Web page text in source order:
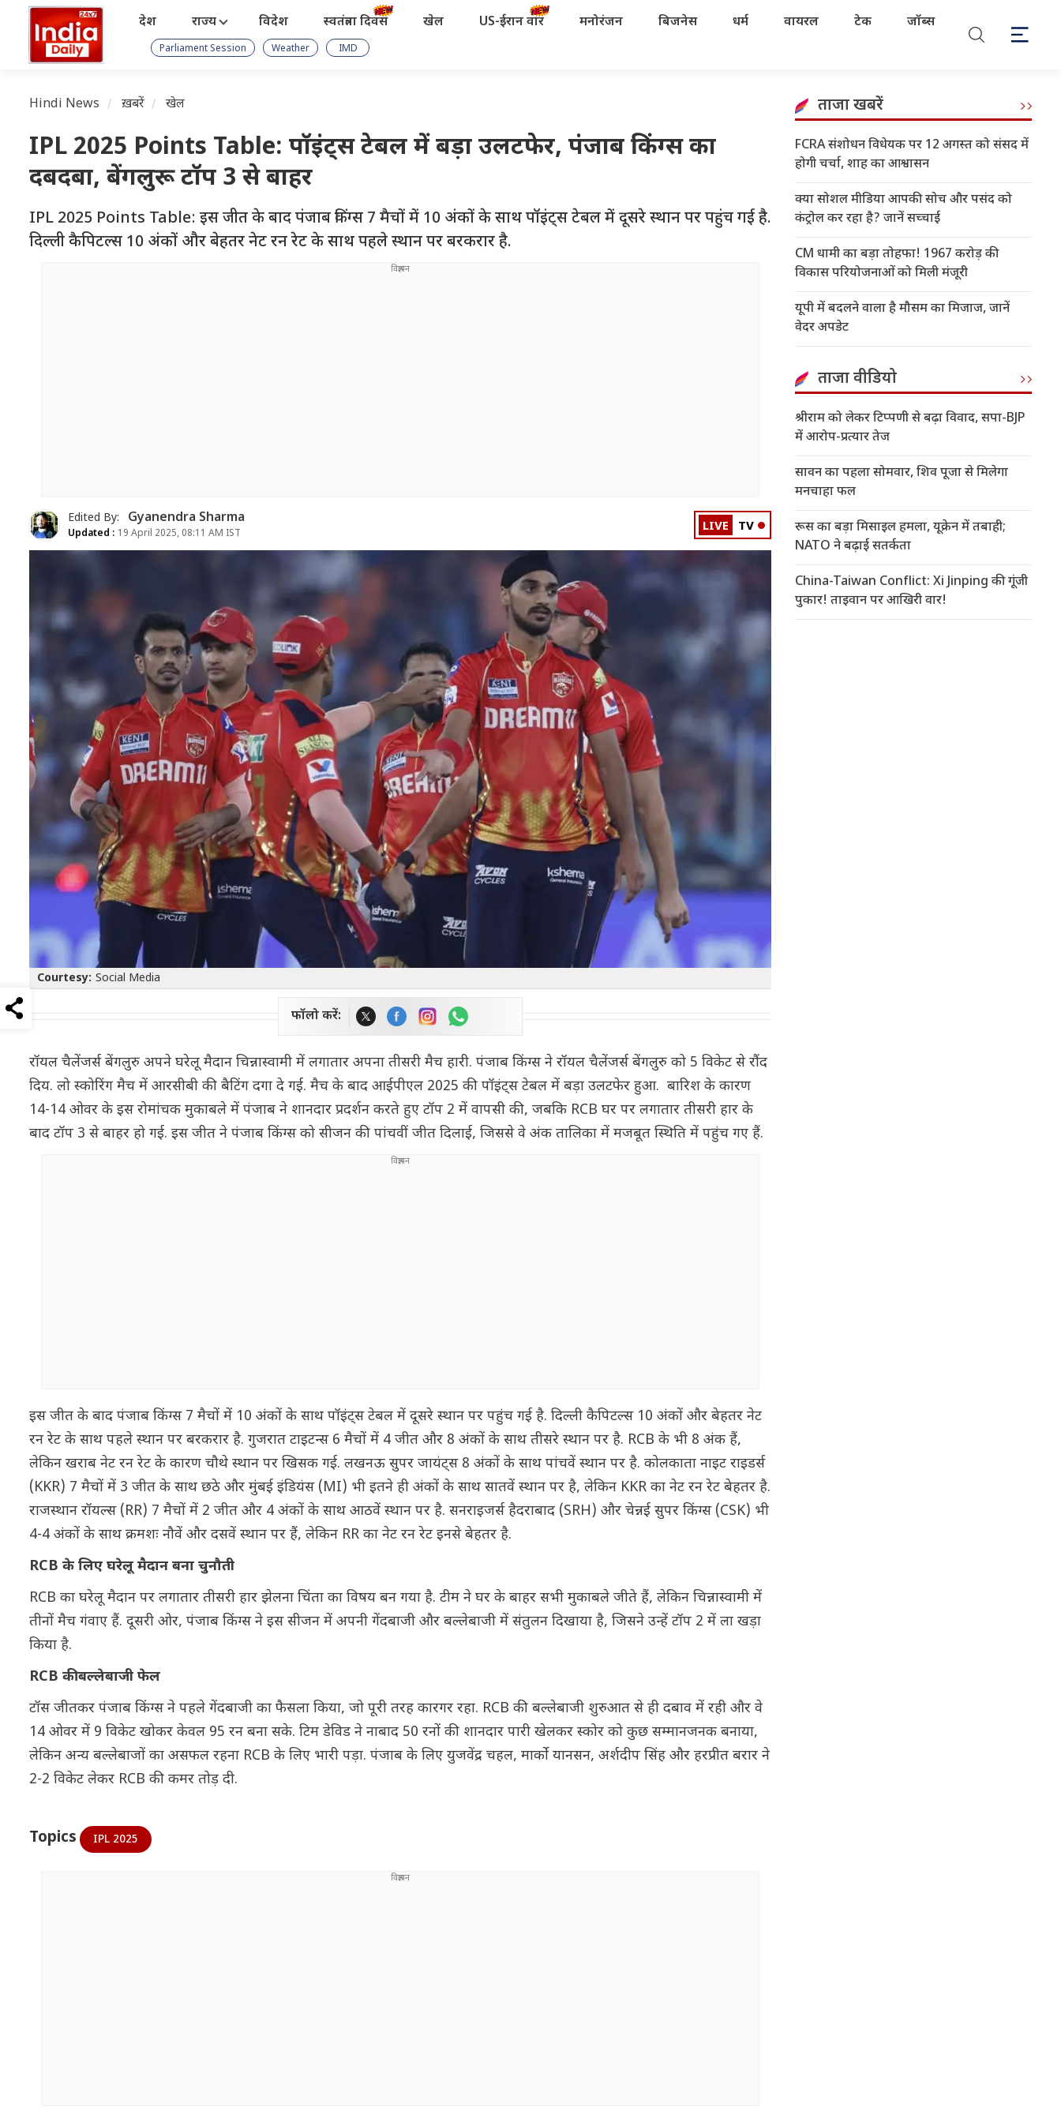
देश राज्य विदेश स्वतंत्रता दिवस खेल US-ईरान वॉर मनोरंजन बिजनेस धर्म वायरल टेक जॉब्स
Parliament Session Weather IMD
Hindi News ख़बरें खेल
IPL 2025 Points Table: पॉइंट्स टेबल में बड़ा उलटफेर, पंजाब किंग्स का
दबदबा, बेंगलुरू टॉप 3 से बाहर
IPL 2025 Points Table: इस जीत के बाद पंजाब किंग्स 7 मैचों में 10 अंकों के साथ पॉइंट्स टेबल में दूसरे स्थान पर पहुंच गई है.
दिल्ली कैपिटल्स 10 अंकों और बेहतर नेट रन रेट के साथ पहले स्थान पर बरकरार है.
Edited By: Gyanendra Sharma
Updated : 19 April 2025, 08:11 AM IST LIVE TV
Courtesy: Social Media
फॉलो करें:
रॉयल चैलेंजर्स बेंगलुरु अपने घरेलू मैदान चिन्नास्वामी में लगातार अपना तीसरी मैच हारी. पंजाब किंग्स ने रॉयल चैलेंजर्स बेंगलुरु को 5 विकेट से रौंद
दिय. लो स्कोरिंग मैच में आरसीबी की बैटिंग दगा दे गई. मैच के बाद आईपीएल 2025 की पॉइंट्स टेबल में बड़ा उलटफेर हुआ. बारिश के कारण
14-14 ओवर के इस रोमांचक मुकाबले में पंजाब ने शानदार प्रदर्शन करते हुए टॉप 2 में वापसी की, जबकि RCB घर पर लगातार तीसरी हार के
बाद टॉप 3 से बाहर हो गई. इस जीत ने पंजाब किंग्स को सीजन की पांचवीं जीत दिलाई, जिससे वे अंक तालिका में मजबूत स्थिति में पहुंच गए हैं.
इस जीत के बाद पंजाब किंग्स 7 मैचों में 10 अंकों के साथ पॉइंट्स टेबल में दूसरे स्थान पर पहुंच गई है. दिल्ली कैपिटल्स 10 अंकों और बेहतर नेट
रन रेट के साथ पहले स्थान पर बरकरार है. गुजरात टाइटन्स 6 मैचों में 4 जीत और 8 अंकों के साथ तीसरे स्थान पर है. RCB के भी 8 अंक हैं,
लेकिन खराब नेट रन रेट के कारण चौथे स्थान पर खिसक गई. लखनऊ सुपर जायंट्स 8 अंकों के साथ पांचवें स्थान पर है. कोलकाता नाइट राइडर्स
(KKR) 7 मैचों में 3 जीत के साथ छठे और मुंबई इंडियंस (MI) भी इतने ही अंकों के साथ सातवें स्थान पर है, लेकिन KKR का नेट रन रेट बेहतर है.
राजस्थान रॉयल्स (RR) 7 मैचों में 2 जीत और 4 अंकों के साथ आठवें स्थान पर है. सनराइजर्स हैदराबाद (SRH) और चेन्नई सुपर किंग्स (CSK) भी
4-4 अंकों के साथ क्रमशः नौवें और दसवें स्थान पर हैं, लेकिन RR का नेट रन रेट इनसे बेहतर है.
RCB के लिए घरेलू मैदान बना चुनौती
RCB का घरेलू मैदान पर लगातार तीसरी हार झेलना चिंता का विषय बन गया है. टीम ने घर के बाहर सभी मुकाबले जीते हैं, लेकिन चिन्नास्वामी में
तीनों मैच गंवाए हैं. दूसरी ओर, पंजाब किंग्स ने इस सीजन में अपनी गेंदबाजी और बल्लेबाजी में संतुलन दिखाया है, जिसने उन्हें टॉप 2 में ला खड़ा
किया है.
RCB की बल्लेबाजी फेल
टॉस जीतकर पंजाब किंग्स ने पहले गेंदबाजी का फैसला किया, जो पूरी तरह कारगर रहा. RCB की बल्लेबाजी शुरुआत से ही दबाव में रही और वे
14 ओवर में 9 विकेट खोकर केवल 95 रन बना सके. टिम डेविड ने नाबाद 50 रनों की शानदार पारी खेलकर स्कोर को कुछ सम्मानजनक बनाया,
लेकिन अन्य बल्लेबाजों का असफल रहना RCB के लिए भारी पड़ा. पंजाब के लिए युजवेंद्र चहल, मार्को यानसन, अर्शदीप सिंह और हरप्रीत बरार ने
2-2 विकेट लेकर RCB की कमर तोड़ दी.
Topics IPL 2025
ताजा खबरें
FCRA संशोधन विधेयक पर 12 अगस्त को संसद में
होगी चर्चा, शाह का आश्वासन
क्या सोशल मीडिया आपकी सोच और पसंद को
कंट्रोल कर रहा है? जानें सच्चाई
CM धामी का बड़ा तोहफा! 1967 करोड़ की
विकास परियोजनाओं को मिली मंजूरी
यूपी में बदलने वाला है मौसम का मिजाज, जानें
वेदर अपडेट
ताजा वीडियो
श्रीराम को लेकर टिप्पणी से बढ़ा विवाद, सपा-BJP
में आरोप-प्रत्यार तेज
सावन का पहला सोमवार, शिव पूजा से मिलेगा
मनचाहा फल
रूस का बड़ा मिसाइल हमला, यूक्रेन में तबाही;
NATO ने बढ़ाई सतर्कता
China-Taiwan Conflict: Xi Jinping की गूंजी
पुकार! ताइवान पर आखिरी वार!